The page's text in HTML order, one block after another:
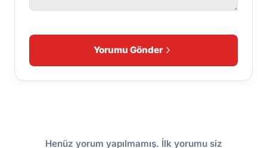
Yorumu Gönder
Henüz yorum yapılmamış. İlk yorumu siz